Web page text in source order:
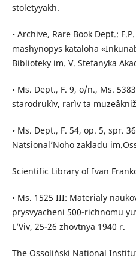
stoletyyakh.
• Archive, Rare Book Dept.:
mashynopys kataloha
Biblioteky im. V. Stefanyka
• Ms. Dept., F. 9, o/n., Ms.
starodrukìv, rarìv ta
• Ms. Dept., F. 54, op. 5, spr.
Natsional’Noho zakladu
Scientific Library of Ivan
• Ms. 1525 ІІІ: Materialy
prysvyacheni 500-richnomu
L’Viv, 25-26 zhovtnya 1940 r.
The Ossoliński National